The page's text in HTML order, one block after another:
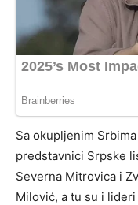
Sa okupljenim
predstavnici Srpske
Severna Mitrovica i
Milović, a tu su i